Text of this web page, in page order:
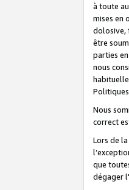
à toute
mises en
dolosive,
être
parties
nous
Nous
correct
Lors de
que
dégager